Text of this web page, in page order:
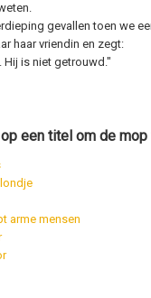
gevallen toen we
haar vriendin en zegt:
is niet getrouwd."
een titel om de
arme mensen